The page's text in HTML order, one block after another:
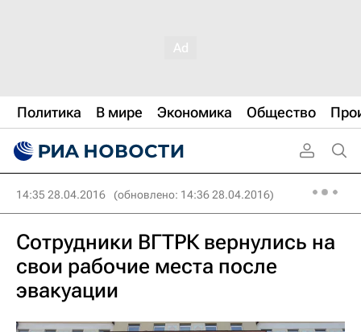
Политика В мире Экономика Общество
14:35 28.04.2016 (обновлено: 14:36 28.04.2016)
Сотрудники ВГТРК вернулись на
свои рабочие места после
эвакуации